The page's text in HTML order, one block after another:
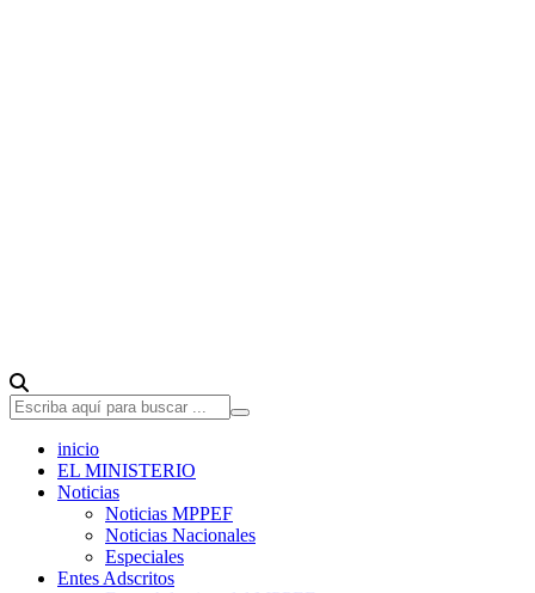
inicio
EL MINISTERIO
Noticias
Noticias MPPEF
Noticias Nacionales
Especiales
Entes Adscritos